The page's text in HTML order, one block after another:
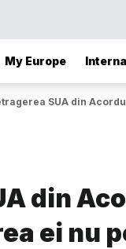
My Europe
SUA din
din
ei nu